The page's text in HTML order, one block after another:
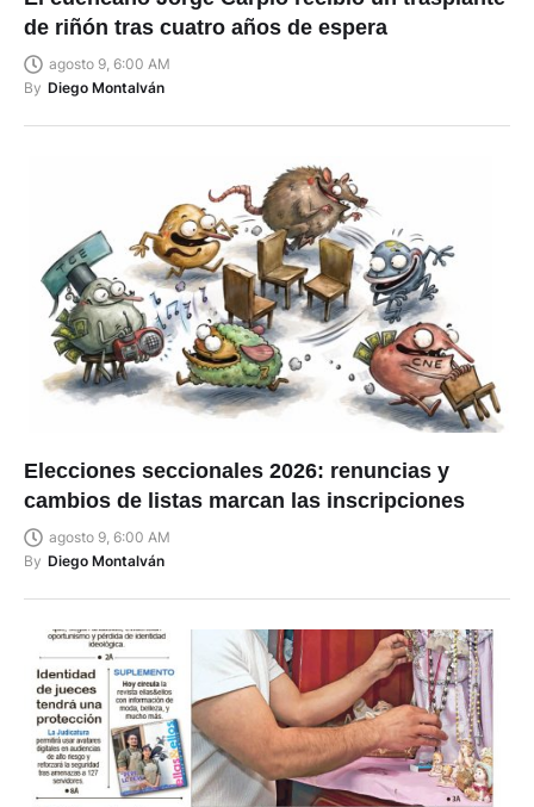
de riñón tras cuatro años de espera
agosto 9, 6:00 AM
By Diego Montalván
Elecciones seccionales 2026: renuncias y
cambios de listas marcan las inscripciones
agosto 9, 6:00 AM
By Diego Montalván